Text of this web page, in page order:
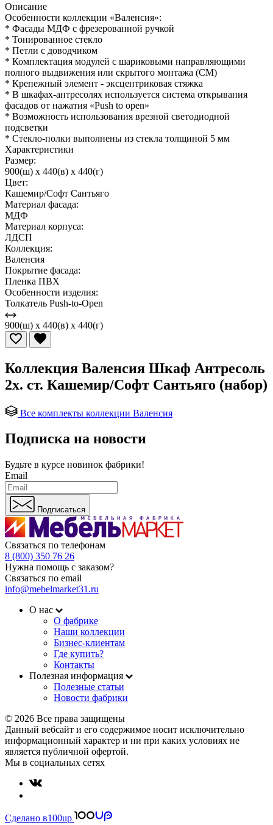
Описание
Особенности коллекции «Валенсия»:
* Фасады МДФ с фрезерованной ручкой
* Тонированное стекло
* Петли с доводчиком
* Комплектация модулей с шариковыми направляющими
полного выдвижения или скрытого монтажа (СМ)
* Крепежный элемент - эксцентриковая стяжка
* В шкафах-антресолях используется система открывания
фасадов от нажатия «Push to open»
* Возможность использования врезной светодиодной
подсветки
* Стекло-полки выполнены из стекла толщиной 5 мм
Характеристики
Размер:
900(ш) x 440(в) x 440(г)
Цвет:
Кашемир/Софт Сантьяго
Материал фасада:
МДФ
Материал корпуса:
ЛДСП
Коллекция:
Валенсия
Покрытие фасада:
Пленка ПВХ
Особенности изделия:
Толкатель Push-to-Open
900(ш) x 440(в) x 440(г)
Коллекция Валенсия Шкаф Антресоль
2х. ст. Кашемир/Софт Сантьяго (набор)
Все комплекты коллекции Валенсия
Подписка на новости
Будьте в курсе новинок фабрики!
Email
Подписаться
Связаться по телефонам
8 (800) 350 76 26
Нужна помощь с заказом?
Связаться по email
info@mebelmarket31.ru
О нас
О фабрике
Наши коллекции
Бизнес-клиентам
Где купить?
Контакты
Полезная информация
Полезные статьи
Новости фабрики
© 2026 Все права защищены
Данный вебсайт и его содержимое носит исключительно
информационный характер и ни при каких условиях не
является публичной офертой.
Мы в социальных сетях
Сделано в100up